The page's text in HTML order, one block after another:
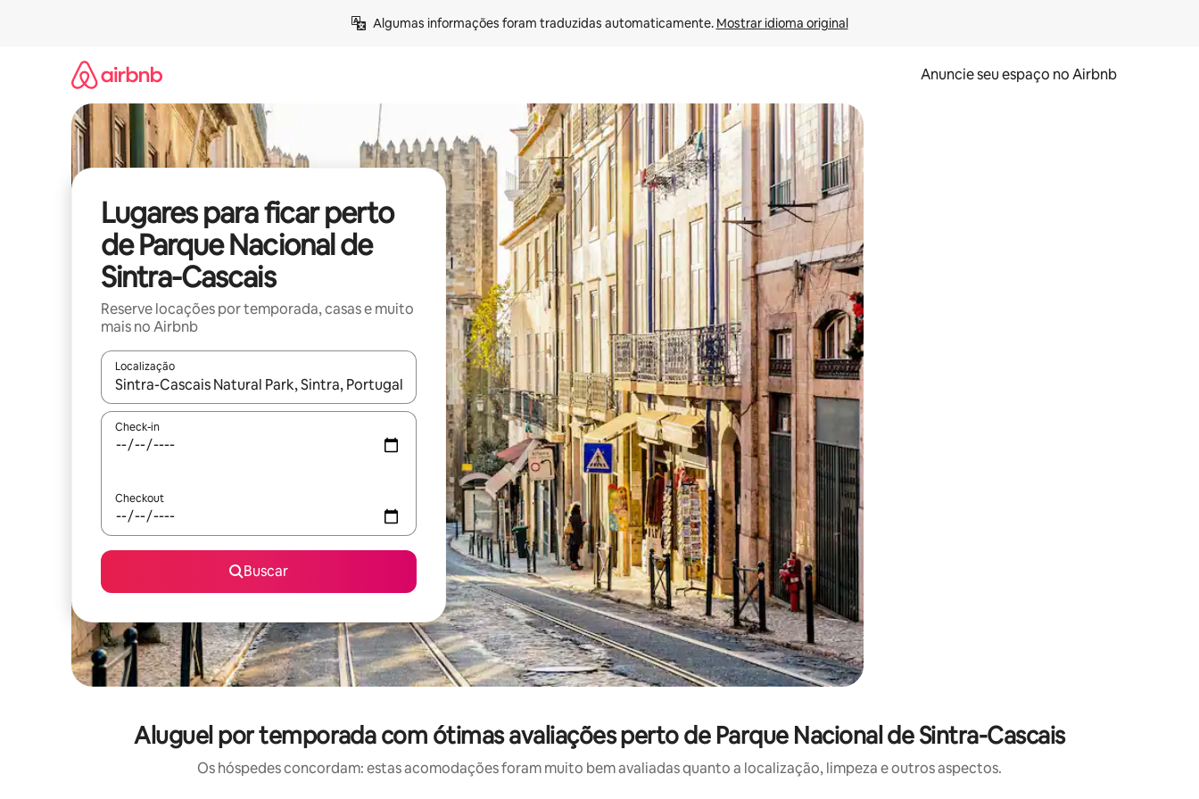
Algumas informações foram traduzidas automaticamente. Mostrar idioma original
Anuncie seu espaço no Airbnb
Lugares para ficar perto
de Parque Nacional de
Sintra-Cascais
Reserve locações por temporada, casas e muito
mais no Airbnb
Localização
Quando os resultados estiverem disponíveis, explore-os usando as seta para cima e para baixo do teclado ou tocando e deslizando o dedo na tela.
Check-in
Checkout
Buscar
Aluguel por temporada com ótimas avaliações perto de Parque Nacional de Sintra-Cascais
Os hóspedes concordam: estas acomodações foram muito bem avaliadas quanto a localização, limpeza e outros aspectos.